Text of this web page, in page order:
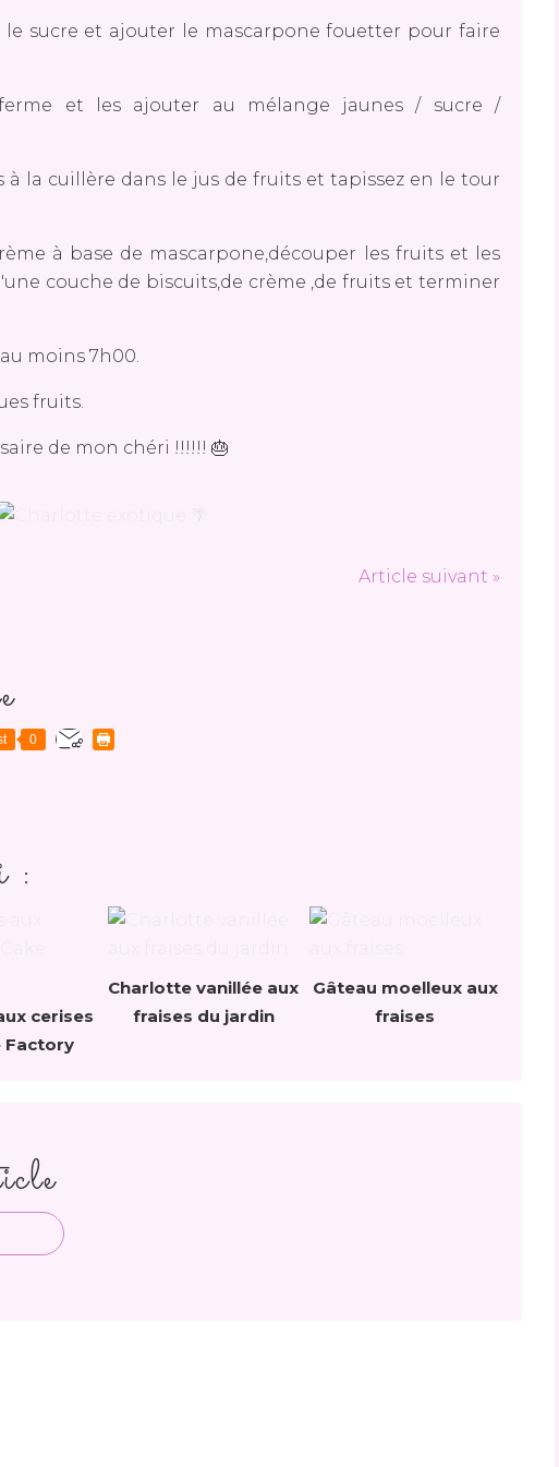
le sucre et ajouter le mascarpone fouetter pour faire
et les ajouter au mélange jaunes / sucre /
la cuillère dans le jus de fruits et tapissez en le tour
à base de mascarpone,découper les fruits et les
couche de biscuits,de crème ,de fruits et terminer
moins 7h00.
fruits.
de mon chéri !!!!!! 🎂
Article suivant »
0
:
cerises
Factory
Charlotte vanillée aux
fraises du jardin
Gâteau moelleux aux
fraises